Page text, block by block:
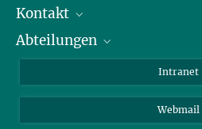
Kontakt
Mitarbeiterverzeichnis
Abteilungen
Biomolekulare Systeme
Kolloidchemie
Intranet
Webmail